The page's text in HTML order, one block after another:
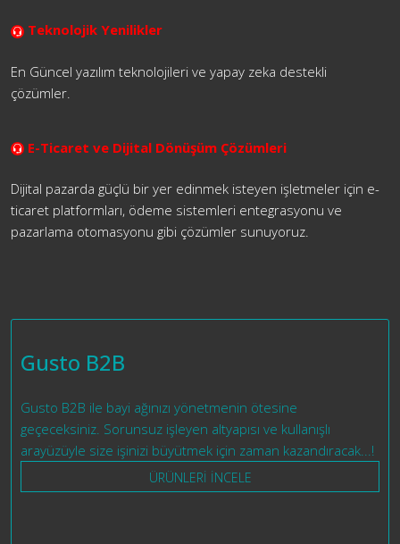
Teknolojik Yenilikler
En Güncel yazılım teknolojileri ve yapay zeka destekli
çözümler.
E-Ticaret ve Dijital Dönüşüm Çözümleri
Dijital pazarda güçlü bir yer edinmek isteyen işletmeler için e-
ticaret platformları, ödeme sistemleri entegrasyonu ve
pazarlama otomasyonu gibi çözümler sunuyoruz.
Gusto B2B
Gusto B2B ile bayi ağınızı yönetmenin ötesine
geçeceksiniz. Sorunsuz işleyen altyapısı ve kullanışlı
arayüzüyle size işinizi büyütmek için zaman kazandıracak...!
ÜRÜNLERİ İNCELE